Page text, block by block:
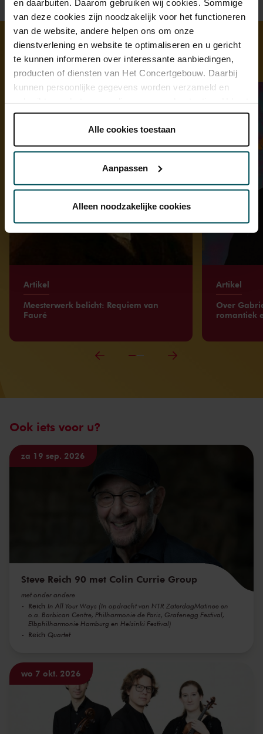
en daarbuiten. Daarom gebruiken wij cookies. Sommige
van deze cookies zijn noodzakelijk voor het functioneren
van de website, andere helpen ons om onze
dienstverlening en website te optimaliseren en u gericht
te kunnen informeren over interessante aanbiedingen,
producten of diensten van Het Concertgebouw. Daarbij
kunnen persoonlijke gegevens worden verzameld en
onder 'aanpassen' zelf welke cookies wij mogen
Lees onze cookieverklaring hier. Lees onze
Via decookieverklaringop onze website kunt u uw
32 derden
Alle cookies toestaan
Aanpassen
Alleen noodzakelijke cookies
Ontdek meer
Artikel
Meesterwerk belicht: Requiem van
Fauré
Artikel
Over
romantiek
Ook iets voor u?
za 19 sep. 2026
Steve Reich 90 met Colin Currie Group
met onder andere
Reich In All Your Ways (In opdracht van NTR ZaterdagMatinee en
o.a. Barbican Centre, Philharmonie de Paris, Grafenegg Festival,
Elbphilharmonie Hamburg en Helsinki Festival)
Reich Quartet
wo 7 okt. 2026